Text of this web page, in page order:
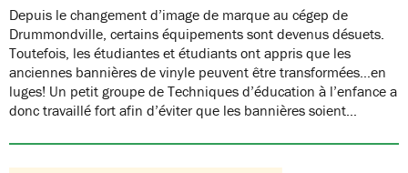
Depuis le changement d’image de marque au cégep de
Drummondville, certains équipements sont devenus désuets.
Toutefois, les étudiantes et étudiants ont appris que les
anciennes bannières de vinyle peuvent être transformées…en
luges! Un petit groupe de Techniques d’éducation à l’enfance a
donc travaillé fort afin d’éviter que les bannières soient…